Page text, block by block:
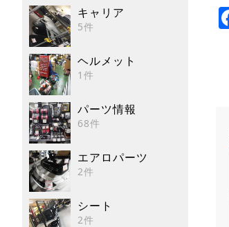
キャリア
5件
ヘルメット
1件
パーツ情報
68件
エアロパーツ
2件
シート
2件